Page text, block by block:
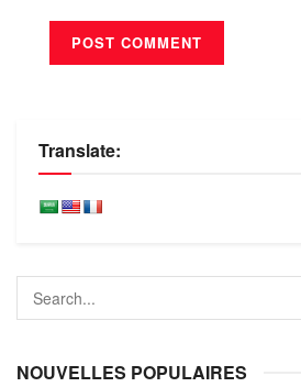
Translate:
NOUVELLES POPULAIRES